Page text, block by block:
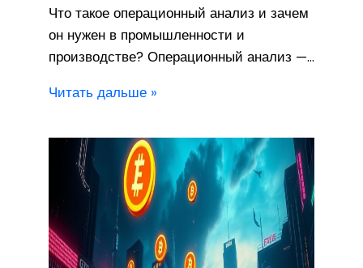
Что такое операционный анализ и зачем
он нужен в промышленности и
производстве? Операционный анализ —…
Читать дальше »